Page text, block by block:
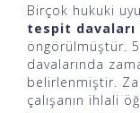
Birçok hukuki
tespit davaları
öngörülmüştür.
davalarında
belirlenmiştir.
çalışanın ihlali